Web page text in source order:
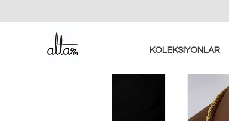
KOLEKSIYONLAR